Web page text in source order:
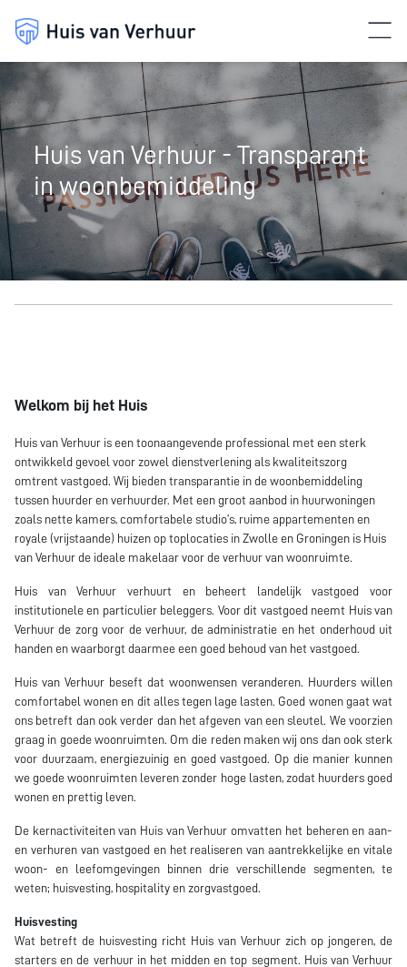
Huis van Verhuur - Transparant
in woonbemiddeling
Welkom bij het Huis
Huis van Verhuur is een toonaangevende professional met een sterk
ontwikkeld gevoel voor zowel dienstverlening als kwaliteitszorg
omtrent vastgoed. Wij bieden transparantie in de woonbemiddeling
tussen huurder en verhuurder. Met een groot aanbod in huurwoningen
zoals nette kamers, comfortabele studio’s, ruime appartementen en
royale (vrijstaande) huizen op toplocaties in Zwolle en Groningen is Huis
van Verhuur de ideale makelaar voor de verhuur van woonruimte.
Huis van Verhuur verhuurt en beheert landelijk vastgoed voor
institutionele en particulier beleggers. Voor dit vastgoed neemt Huis van
Verhuur de zorg voor de verhuur, de administratie en het onderhoud uit
handen en waarborgt daarmee een goed behoud van het vastgoed.
Huis van Verhuur beseft dat woonwensen veranderen. Huurders willen
comfortabel wonen en dit alles tegen lage lasten. Goed wonen gaat wat
ons betreft dan ook verder dan het afgeven van een sleutel. We voorzien
graag in goede woonruimten. Om die reden maken wij ons dan ook sterk
voor duurzaam, energiezuinig en goed vastgoed. Op die manier kunnen
we goede woonruimten leveren zonder hoge lasten, zodat huurders goed
wonen en prettig leven.
De kernactiviteiten van Huis van Verhuur omvatten het beheren en aan-
en verhuren van vastgoed en het realiseren van aantrekkelijke en vitale
woon- en leefomgevingen binnen drie verschillende segmenten, te
weten; huisvesting, hospitality en zorgvastgoed.
Huisvesting
Wat betreft de huisvesting richt Huis van Verhuur zich op jongeren, de
starters en de verhuur in het midden en top segment. Huis van Verhuur